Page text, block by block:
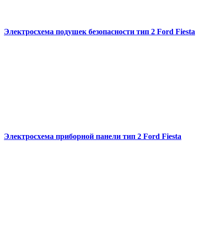
Электросхема подушек безопасности тип 2 Ford Fiesta
Электросхема приборной панели тип 2 Ford Fiesta